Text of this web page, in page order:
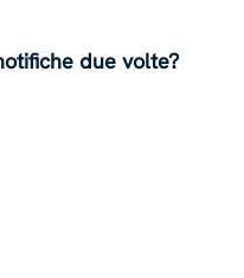
due volte?